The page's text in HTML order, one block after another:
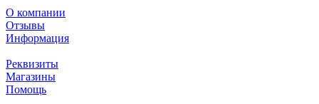
О компании
Отзывы
Информация
Реквизиты
Магазины
Помощь